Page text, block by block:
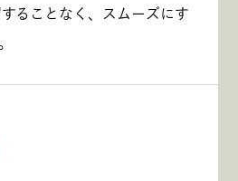
ることなく、スムーズにす